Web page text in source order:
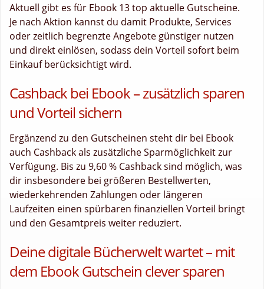
Aktuell gibt es für Ebook 13 top aktuelle Gutscheine.
Je nach Aktion kannst du damit Produkte, Services
oder zeitlich begrenzte Angebote günstiger nutzen
und direkt einlösen, sodass dein Vorteil sofort beim
Einkauf berücksichtigt wird.
Cashback bei Ebook – zusätzlich sparen
und Vorteil sichern
Ergänzend zu den Gutscheinen steht dir bei Ebook
auch Cashback als zusätzliche Sparmöglichkeit zur
Verfügung. Bis zu 9,60 % Cashback sind möglich, was
dir insbesondere bei größeren Bestellwerten,
wiederkehrenden Zahlungen oder längeren
Laufzeiten einen spürbaren finanziellen Vorteil bringt
und den Gesamtpreis weiter reduziert.
Deine digitale Bücherwelt wartet – mit
dem Ebook Gutschein clever sparen